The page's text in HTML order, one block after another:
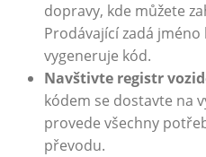
dopravy, kde můžete
Prodávající zadá
vygeneruje kód.
Navštivte registr
kódem se dostavte na
provede všechny
převodu.